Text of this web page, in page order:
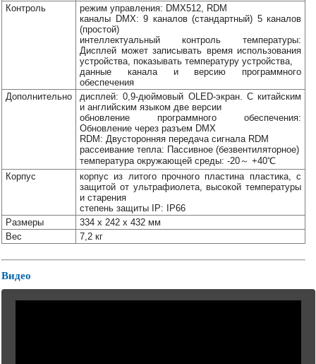
Контроль
режим управления: DMX512, RDM
каналы DMX: 9 каналов (стандартный) 5 каналов
(простой)
интеллектуальный контроль температуры:
Дисплей может записывать время использования
устройства, показывать температуру устройства,
данные канала и версию программного
обеспечения
Дополнительно
дисплей: 0,9-дюймовый OLED-экран. С китайским
и английским языком две версии
обновление программного обеспечения:
Обновление через разъем DMX
RDM: Двусторонняя передача сигнала RDM
рассеивание тепла: Пассивное (безвентиляторное)
температура окружающей среды: -20～ +40℃
Корпус
корпус из литого прочного пластина пластика, с
защитой от ультрафиолета, высокой температуры
и старения
степень защиты IP: IP66
Размеры
334 x 242 x 432 мм
Вес
7,2 кг
Видео